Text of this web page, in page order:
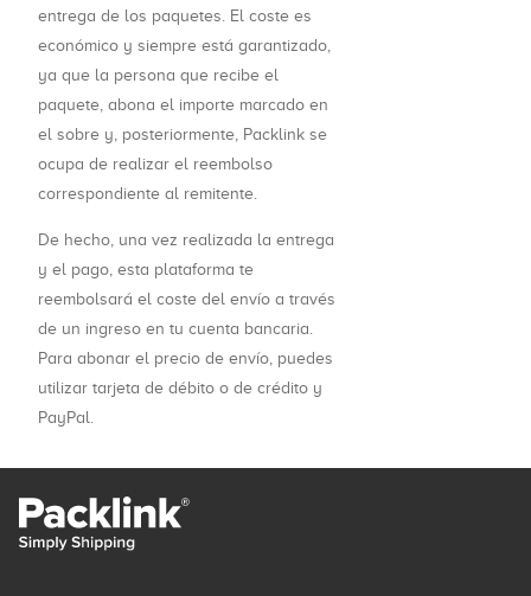
entrega de los paquetes. El coste es
económico y siempre está garantizado,
ya que la persona que recibe el
paquete, abona el importe marcado en
el sobre y, posteriormente, Packlink se
ocupa de realizar el reembolso
correspondiente al remitente.
De hecho, una vez realizada la entrega
y el pago, esta plataforma te
reembolsará el coste del envío a través
de un ingreso en tu cuenta bancaria.
Para abonar el precio de envío, puedes
utilizar tarjeta de débito o de crédito y
PayPal.